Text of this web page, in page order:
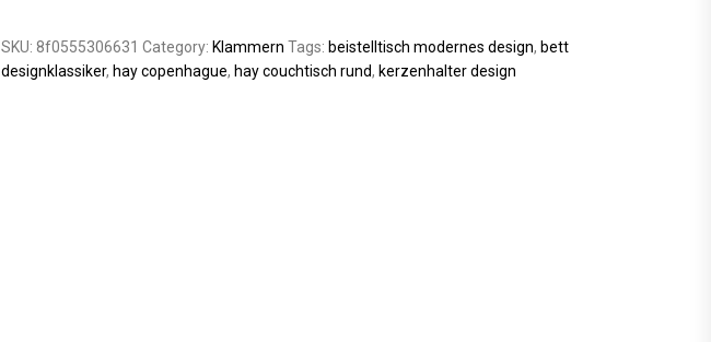
SKU: 8f0555306631 Category: Klammern Tags: beistelltisch modernes design, bett
designklassiker, hay copenhague, hay couchtisch rund, kerzenhalter design